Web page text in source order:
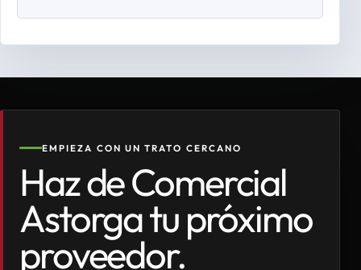
EMPIEZA CON UN TRATO CERCANO
Haz de Comercial
Astorga tu próximo
proveedor.